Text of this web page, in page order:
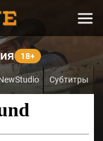
Субтитры